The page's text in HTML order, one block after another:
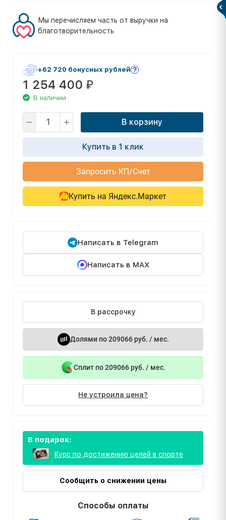
Мы перечисляем часть от выручки на
благотворительность
+62 720 бонусных рублей
1 254 400 ₽
В наличии
В корзину
Купить в 1 клик
Запросить КП/Счет
Купить на Яндекс.Маркет
Написать в Telegram
Написать в MAX
В рассрочку
Долями по 209066 руб. / мес.
Сплит по 209066 руб. / мес.
Не устроила цена?
В подарок:
Курс по достижению целей в спорте
Сообщить о снижении цены
Способы оплаты